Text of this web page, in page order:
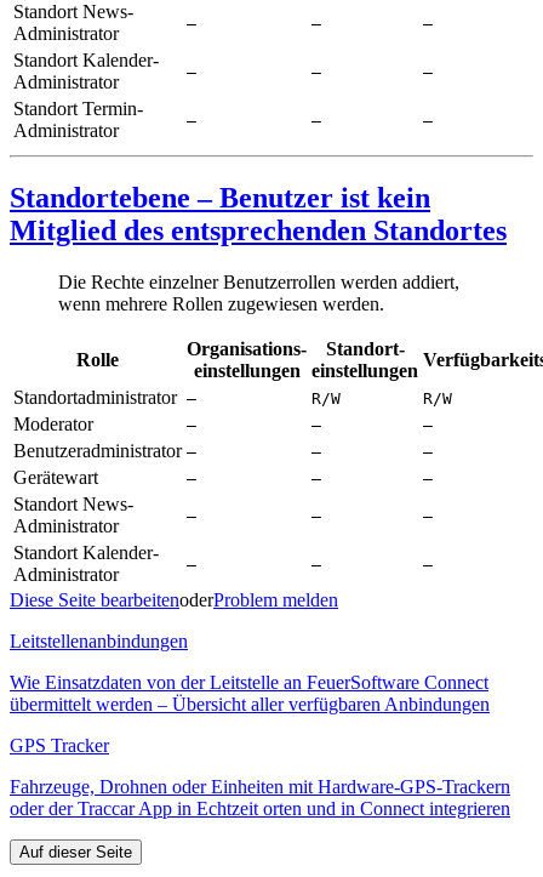
Standort News-
Administrator
— — —
Standort Kalender-
Administrator
— — —
Standort Termin-
Administrator
— — —
Standortebene – Benutzer ist kein
Mitglied des entsprechenden Standortes
Die Rechte einzelner Benutzerrollen werden addiert,
wenn mehrere Rollen zugewiesen werden.
Rolle
Organisations­
einstellungen
Standort­
einstellungen
Standortadministrator — R/W R/W
Moderator — — —
Benutzeradministrator — — —
Gerätewart — — —
Standort News-
Administrator
— — —
Standort Kalender-
Administrator
— — —
Diese Seite bearbeitenoderProblem melden
Leitstellenanbindungen
Wie Einsatzdaten von der Leitstelle an FeuerSoftware Connect
übermittelt werden – Übersicht aller verfügbaren Anbindungen
GPS Tracker
Fahrzeuge, Drohnen oder Einheiten mit Hardware-GPS-Trackern
oder der Traccar App in Echtzeit orten und in Connect integrieren
Auf dieser Seite